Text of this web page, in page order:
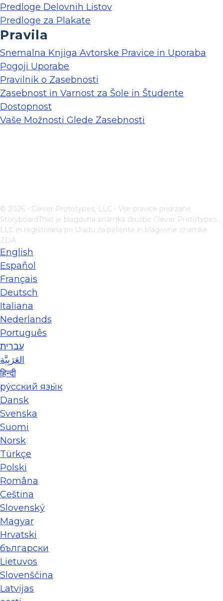
Predloge Delovnih Listov
Predloge za Plakate
Pravila
Snemalna Knjiga Avtorske Pravice in Uporaba
Pogoji Uporabe
Pravilnik o Zasebnosti
Zasebnost in Varnost za Šole in Študente
Dostopnost
Vaše Možnosti Glede Zasebnosti
© 2026 - Clever Prototypes, LLC - Vse pravice pridržane.
StoryboardThat je blagovna znamka družbe Clever Prototypes ,
LLC in registrirana pri Uradu za patente in blagovne znamke
ZDA
English
Español
Français
Deutsch
Italiana
Nederlands
Português
עברית
العَرَبِيَّة
हिन्दी
ру́сский язы́к
Dansk
Svenska
Suomi
Norsk
Türkçe
Polski
Româna
Ceština
Slovenský
Magyar
Hrvatski
български
Lietuvos
Slovenščina
Latvijas